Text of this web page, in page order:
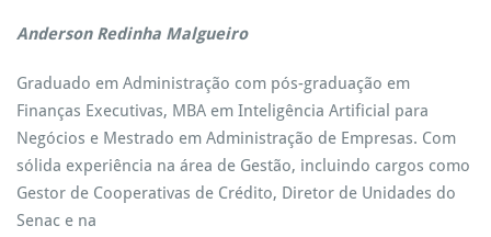
Anderson Redinha Malgueiro
Graduado em Administração com pós-graduação em
Finanças Executivas, MBA em Inteligência Artificial para
Negócios e Mestrado em Administração de Empresas. Com
sólida experiência na área de Gestão, incluindo cargos como
Gestor de Cooperativas de Crédito, Diretor de Unidades do
Senac e na